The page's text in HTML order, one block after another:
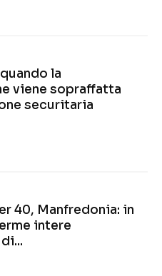
la
viene sopraffatta
securitaria
40, Manfredonia: in
intere